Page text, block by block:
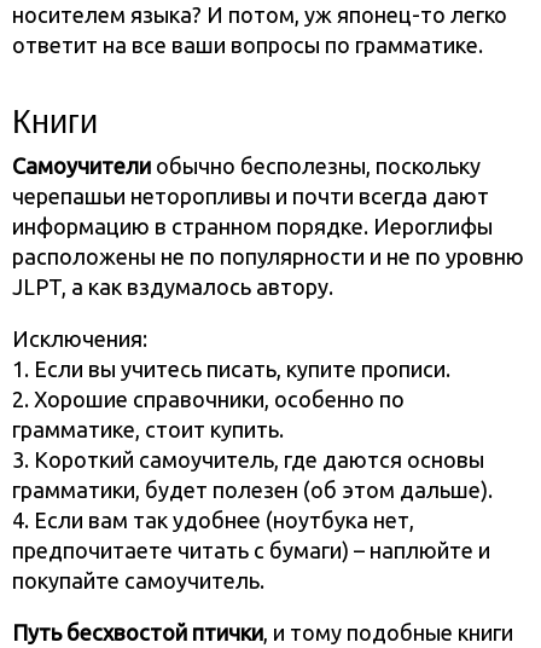
носителем языка? И потом, уж японец-то легко
ответит на все ваши вопросы по грамматике.
Книги
Самоучители обычно бесполезны, поскольку
черепашьи неторопливы и почти всегда дают
информацию в странном порядке. Иероглифы
расположены не по популярности и не по уровню
JLPT, а как вздумалось автору.
Исключения:
1. Если вы учитесь писать, купите прописи.
2. Хорошие справочники, особенно по
грамматике, стоит купить.
3. Короткий самоучитель, где даются основы
грамматики, будет полезен (об этом дальше).
4. Если вам так удобнее (ноутбука нет,
предпочитаете читать с бумаги) – наплюйте и
покупайте самоучитель.
Путь бесхвостой птички, и тому подобные книги